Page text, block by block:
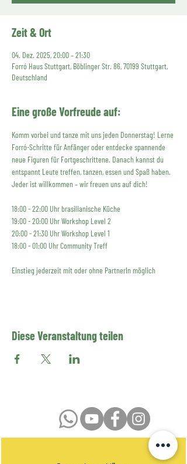
Zeit & Ort
04. Dez. 2025, 20:00 – 21:30
Forró Haus Stuttgart, Böblinger Str. 86, 70199 Stuttgart,
Deutschland
Eine große Vorfreude auf:
Komm vorbei und tanze mit uns jeden Donnerstag! Lerne
Forró-Schritte für Anfänger oder entdecke spannende
neue Figuren für Fortgeschrittene. Danach kannst du
entspannt Leute treffen, tanzen, essen und Spaß haben.
Jeder ist willkommen – wir freuen uns auf dich!
18:00 - 22:00 Uhr brasilianische Küche
19:00 - 20:00 Uhr Workshop Level 2
20:00 - 21:30 Uhr Workshop Level 1
18:00 - 01:00 Uhr Community Treff
Einstieg jederzeit mit oder ohne PartnerIn möglich
Diese Veranstaltung teilen